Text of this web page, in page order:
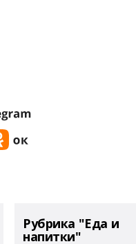
Рубрика "Еда и
напитки"